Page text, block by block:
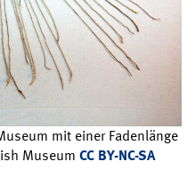
mit einer Fadenlänge
Museum CC BY-NC-SA